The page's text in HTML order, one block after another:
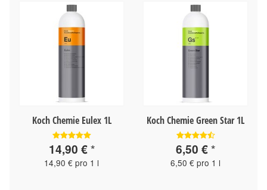
Koch Chemie Eulex 1L
14,90 €*
14,90 € pro 1 l
Koch Chemie Green Star 1L
6,50 €*
6,50 € pro 1 l